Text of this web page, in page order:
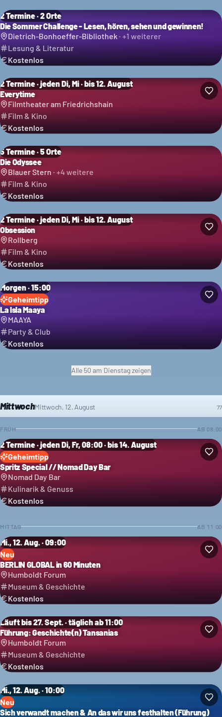
2 Termine · 2 Orte
Die Sommer Challenge - Lesen, hören, sehen und gewinnen!
Dietrich-Bonhoeffer-Bibliothek · +1 weiterer
Lesung & Literatur
Kostenlos
2 Termine · jeden Di, Mi · bis 12. August
Everytime
Filmtheater am Friedrichshain
Film & Kino
Kostenlos
5 Termine · 5 Orte
Die Odyssee
Blauer Stern · +4weitere
Film & Kino
Kostenlos
2 Termine · jeden Di, Mi · bis 12. August
Obsession
Rollberg
Film & Kino
Kostenlos
Morgen · 15:00
Geheimtipp
La Isla Maaya
MAAYA
Party & Club
Kostenlos
Alle 50 am Dienstagzeigen
MittwochMittwoch, 12. August 77
FRÜH AB 08:00
2 Termine · jeden Di, Fr, 08:00 · bis 14. August
Geheimtipp
Spritz Special // Nomad Day Bar
Nomad Day Bar
Kulinarik & Genuss
Kostenlos
MITTAG AB 11:00
Mi., 12. Aug. · 09:00
Neu
BERLIN GLOBAL in 60 Minuten
Humboldt Forum
Museum & Geschichte
Kostenlos
Läuft bis 27. Sept. · täglich ab 11:00
Führung: Geschichte(n) Tansanias
Humboldt Forum
Museum & Geschichte
Kostenlos
Mi., 12. Aug. · 10:00
Neu
Sich verwandt machen & An das wir uns festhalten (Führung)